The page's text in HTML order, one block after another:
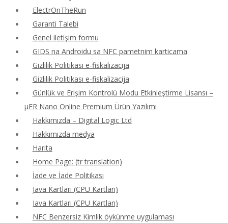
ElectrOnTheRun
Garanti Talebi
Genel iletişim formu
GIDS na Androidu sa NFC pametnim karticama
Gizlilik Politikası e-fiskalizacija
Gizlilik Politikası e-fiskalizacija
Günlük ve Erişim Kontrolü Modu Etkinleştirme Lisansı –
μFR Nano Online Premium Ürün Yazılımı
Hakkımızda – Digital Logic Ltd
Hakkımızda medya
Harita
Home Page: (tr translation)
İade ve İade Politikası
Java Kartları (CPU Kartları)
Java Kartları (CPU Kartları)
NFC Benzersiz Kimlik öykünme uygulaması